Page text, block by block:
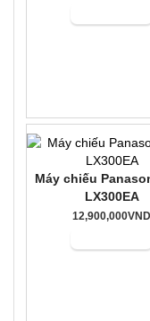
Máy chiếu
LX300EA
12,900,000VND